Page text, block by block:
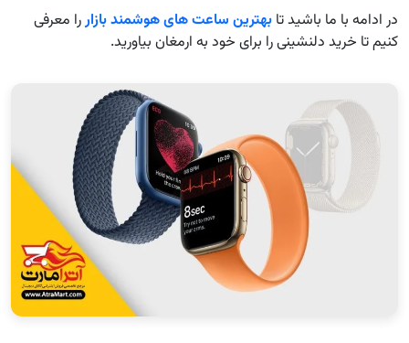
در ادامه با ما باشید تا بهترین ساعت های هوشمند بازاررا معرفی
کنیم تا خرید دلنشینی را برای خود به ارمغان بیاورید.